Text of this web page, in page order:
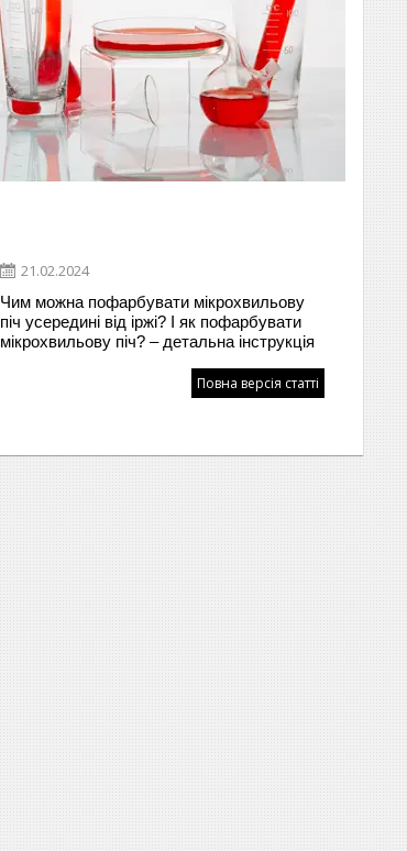
21.02.2024
Чим можна пофарбувати мікрохвильову
піч усередині від іржі? І як пофарбувати
мікрохвильову піч? – детальна інструкція
Повна версія статті